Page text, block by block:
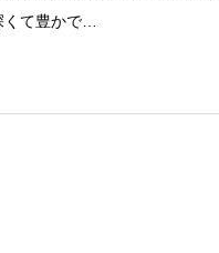
て豊かで…